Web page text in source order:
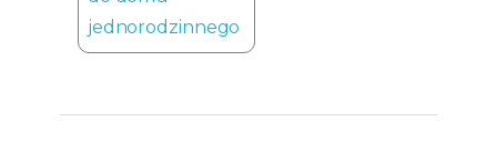
jednorodzinnego